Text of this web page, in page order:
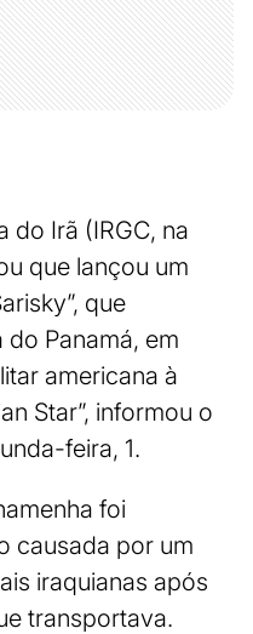
do Irã (IRGC, na
que lançou um
que
Panamá, em
americana à
Star”, informou o
feira, 1.
foi
causada por um
iraquianas após
transportava.